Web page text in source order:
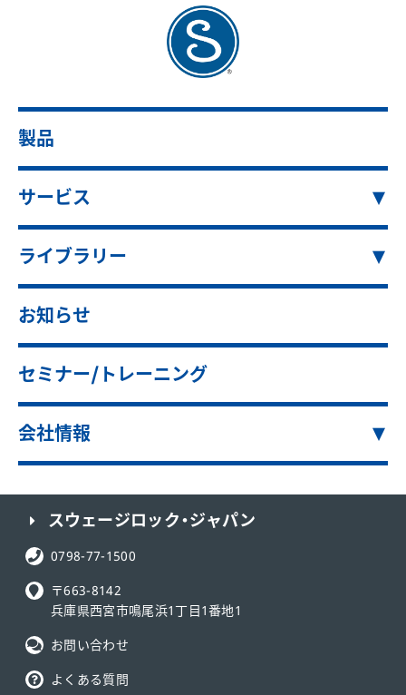
製品
サービス
ライブラリー
お知らせ
セミナー/トレーニング
会社情報
スウェージロック・ジャパン
電話番号:0798-77-1500
〒663-8142
兵庫県西宮市鳴尾浜1丁目1番地1
お問い合わせ
よくある質問